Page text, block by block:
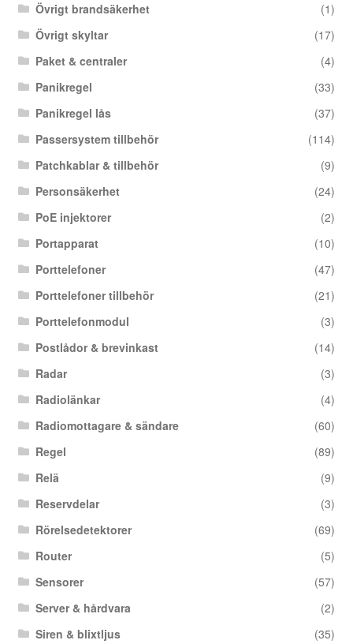
Övrigt brandsäkerhet
(1)
Övrigt skyltar
(17)
Paket & centraler
(4)
Panikregel
(33)
Panikregel lås
(37)
Passersystem tillbehör
(114)
Patchkablar & tillbehör
(9)
Personsäkerhet
(24)
PoE injektorer
(2)
Portapparat
(10)
Porttelefoner
(47)
Porttelefoner tillbehör
(21)
Porttelefonmodul
(3)
Postlådor & brevinkast
(14)
Radar
(3)
Radiolänkar
(4)
Radiomottagare & sändare
(60)
Regel
(89)
Relä
(9)
Reservdelar
(3)
Rörelsedetektorer
(69)
Router
(5)
Sensorer
(57)
Server & hårdvara
(2)
Siren & blixtljus
(35)